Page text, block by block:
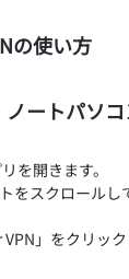
の使い方
ートパソ
を開きます。
をスクロールし
VPN」をクリッ